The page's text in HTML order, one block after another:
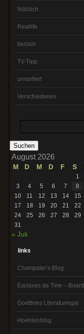
Nützlich
Reallife
tierisch
TV-Tipp
unsortiert
Verschiedenes
August 2026
M D M D F S
1
3
4 5 6 7 8
10
11 12 13 14 15
17
18 19 20 21 22
24
25 26 27 28 29
31
« Juli
links
Champster’s Blog
Esclaves de Tine – Board
Goettines Literaturregal
Hoehlenblog